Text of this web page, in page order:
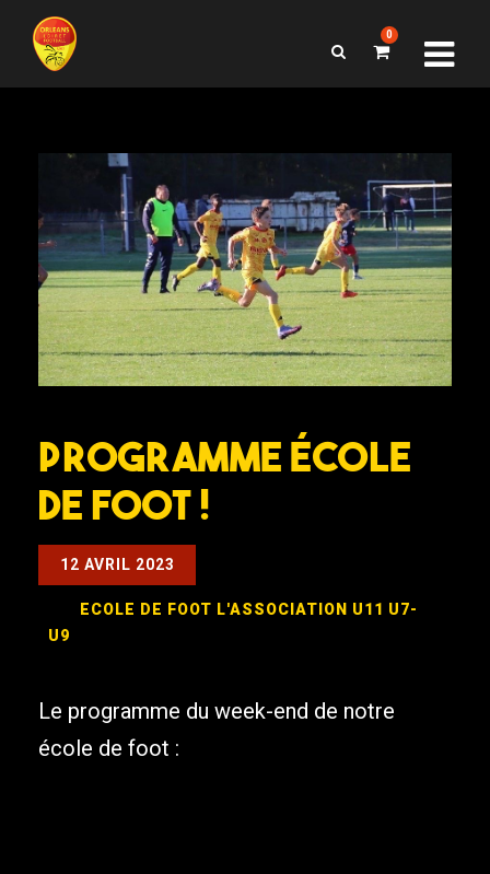
0
PROGRAMME ÉCOLE
DE FOOT !
12 AVRIL 2023
ECOLE DE FOOT L'ASSOCIATION U11 U7-
U9
Le programme du week-end de notre
école de foot :